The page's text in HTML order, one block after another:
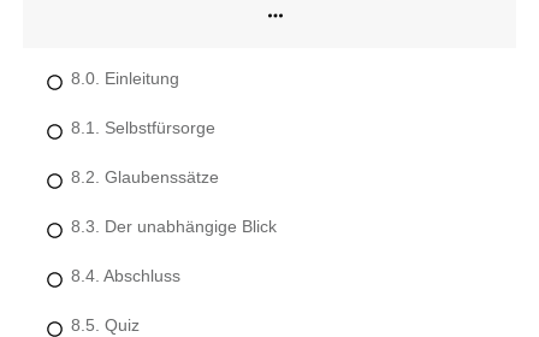
8.0. Einleitung
8.1. Selbstfürsorge
8.2. Glaubenssätze
8.3. Der unabhängige Blick
8.4. Abschluss
8.5. Quiz